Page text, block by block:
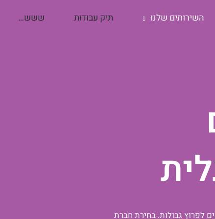
השירותים שלנו תיק עבודות ששש…
לפרוץ גבולות. בחירת חברת